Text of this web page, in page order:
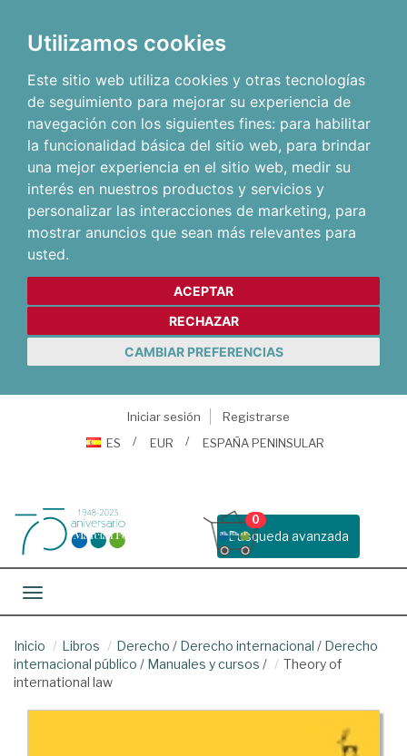
Utilizamos cookies
Este sitio web utiliza cookies y otras tecnologías
de seguimiento para mejorar su experiencia de
navegación con los siguientes fines: para habilitar
la funcionalidad básica del sitio web, para brindar
una mejor experiencia en el sitio web, medir su
interés en nuestros productos y servicios y
personalizar las interacciones de marketing, para
mostrar anuncios que sean más relevantes para
usted.
ACEPTAR
RECHAZAR
CAMBIAR PREFERENCIAS
Iniciar sesión
Registrarse
ES
EUR ESPAÑA PENINSULAR
Busqueda avanzada
0
Toggle navigation
Inicio Libros Derecho / Derecho internacional / Derecho
internacional público / Manuales y cursos /
Theory of
international law